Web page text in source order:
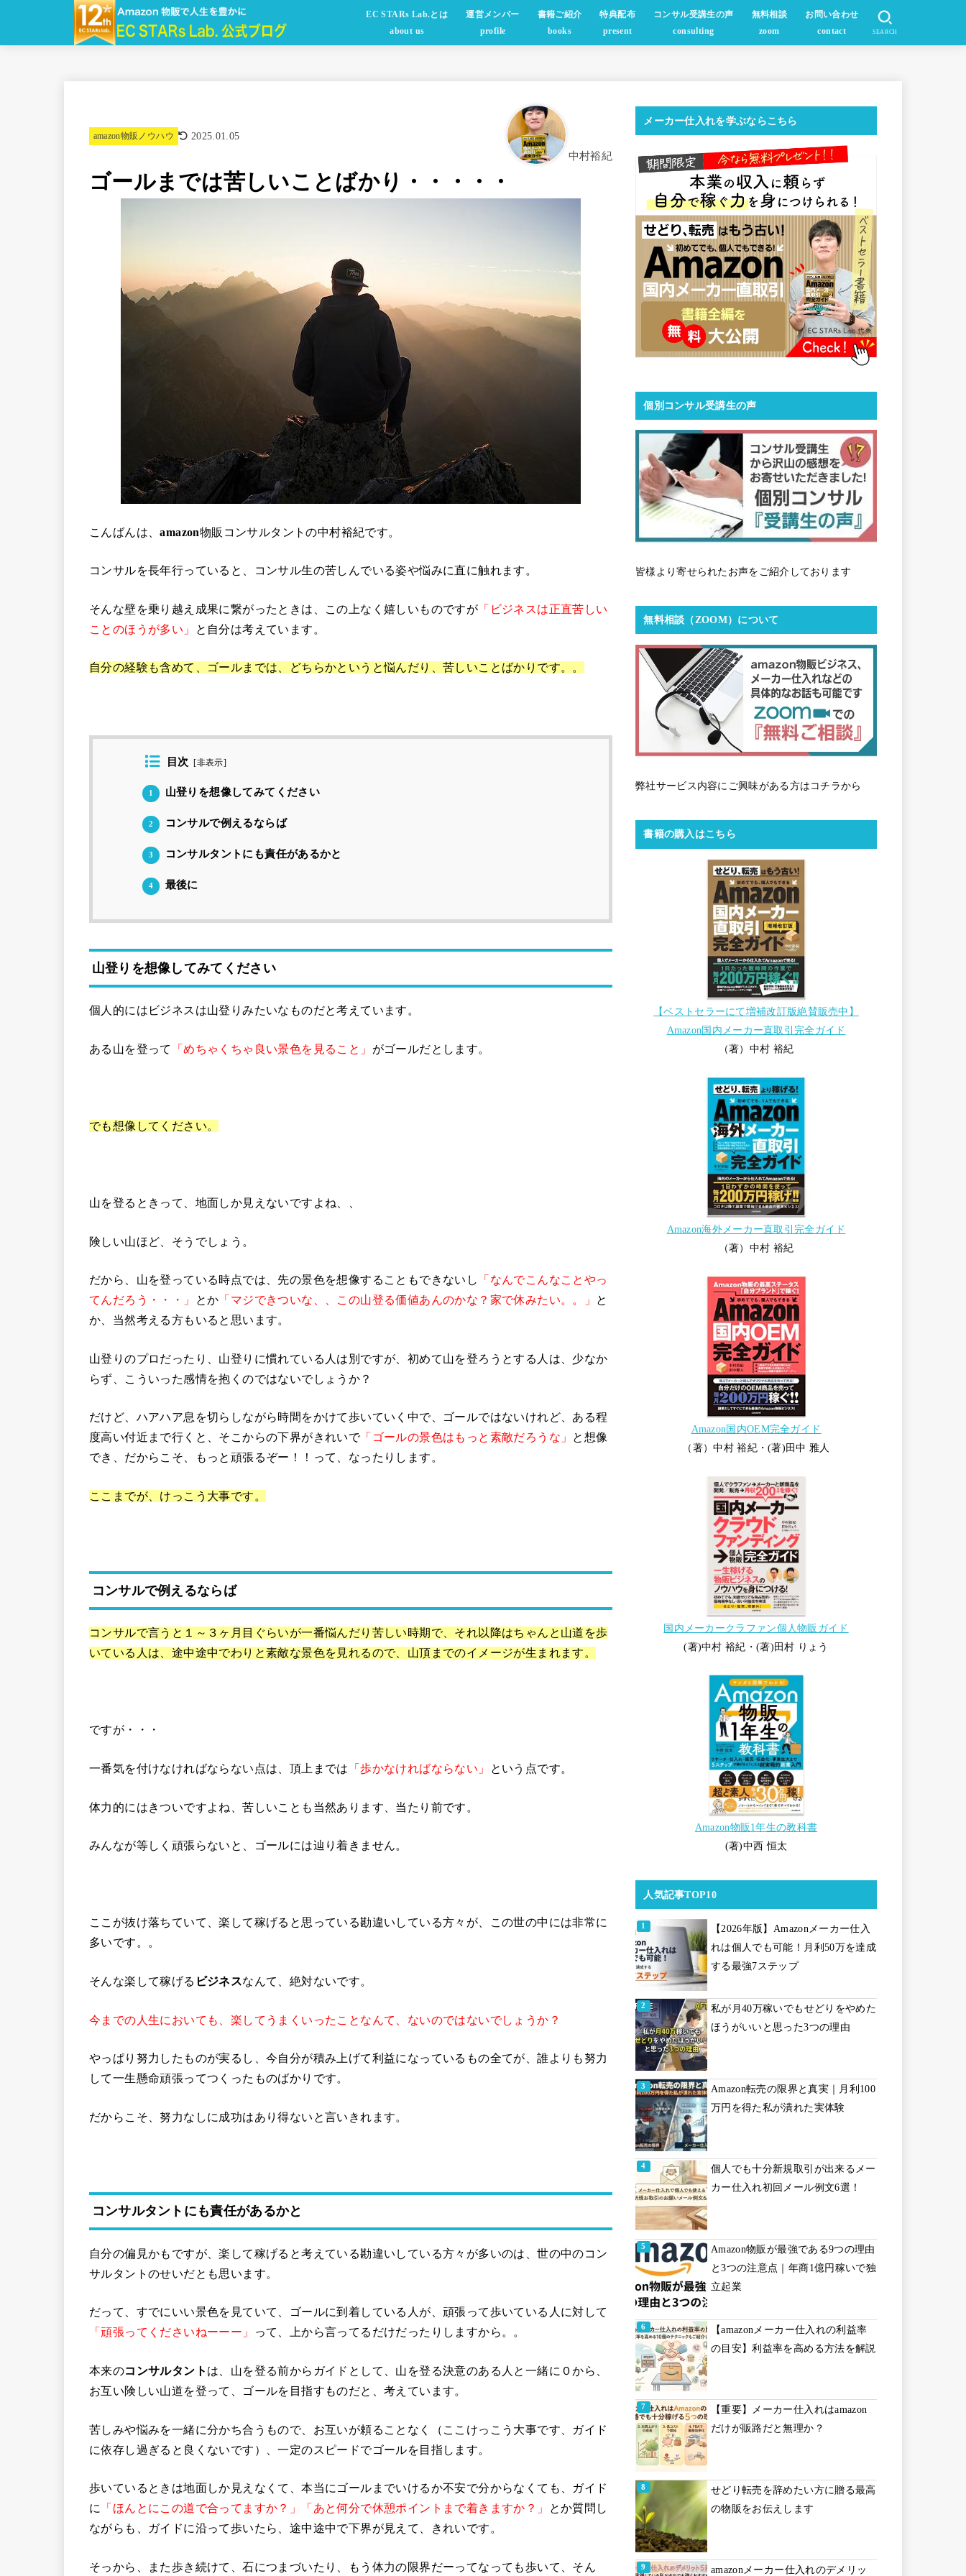
EC STARs Lab.とは
about us
運営メンバー
profile
書籍ご紹介
books
特典配布
present
コンサル受講生の声
consulting
無料相談
zoom
お問い合わせ
contact
SEARCH
amazon物販ノウハウ 2025.01.05
中村裕紀
ゴールまでは苦しいことばかり・・・・・
こんばんは、amazon物販コンサルタントの中村裕紀です。
コンサルを長年行っていると、コンサル生の苦しんでいる姿や悩みに直に触れます。
そんな壁を乗り越え成果に繋がったときは、この上なく嬉しいものですが 「ビジネスは正直苦しい
ことのほうが多い」
と自分は考えています。
自分の経験も含めて、ゴールまでは、どちらかというと悩んだり、苦しいことばかりです。。
目次 [非表示]
1 山登りを想像してみてください
2 コンサルで例えるならば
3 コンサルタントにも責任があるかと
4 最後に
山登りを想像してみてください
個人的にはビジネスは山登りみたいなものだと考えています。
ある山を登って 「めちゃくちゃ良い景色を見ること」 がゴールだとします。
でも想像してください。
山を登るときって、地面しか見えないですよね、、
険しい山ほど、そうでしょう。
だから、山を登っている時点では、先の景色を想像することもできないし
「なんでこんなことやっ
てんだろう・・・」
とか 「マジできついな、、この山登る価値あんのかな？家で休みたい。。」
と
か、当然考える方もいると思います。
山登りのプロだったり、山登りに慣れている人は別ですが、初めて山を登ろうとする人は、少なか
らず、こういった感情を抱くのではないでしょうか？
だけど、ハアハア息を切らしながら時間をかけて歩いていく中で、ゴールではないけれど、ある程
度高い付近まで行くと、そこからの下界がきれいで「ゴールの景色はもっと素敵だろうな」 と想像
でき、だからこそ、もっと頑張るぞー！！って、なったりします。
ここまでが、けっこう大事です。
コンサルで例えるならば
コンサルで言うと１～３ヶ月目ぐらいが一番悩んだり苦しい時期で、それ以降はちゃんと山道を歩
いている人は、途中途中でわりと素敵な景色を見れるので、山頂までのイメージが生まれます。
ですが・・・
一番気を付けなければならない点は、頂上までは 「歩かなければならない」 という点です。
体力的にはきついですよね、苦しいことも当然あります、当たり前です。
みんなが等しく頑張らないと、ゴールには辿り着きません。
ここが抜け落ちていて、楽して稼げると思っている勘違いしている方々が、この世の中には非常に
多いです。。
そんな楽して稼げる ビジネスなんて、絶対ないです。
今までの人生においても、楽してうまくいったことなんて、ないのではないでしょうか？
やっぱり努力したものが実るし、今自分が積み上げて利益になっているもの全てが、誰よりも努力
して一生懸命頑張ってつくったものばかりです。
だからこそ、努力なしに成功はあり得ないと言いきれます。
コンサルタントにも責任があるかと
自分の偏見かもですが、楽して稼げると考えている勘違いしている方々が多いのは、世の中のコン
サルタントのせいだとも思います。
だって、すでにいい景色を見ていて、ゴールに到着している人が、頑張って歩いている人に対して
「頑張ってくださいねーーー」
って、上から言ってるだけだったりしますから。。
本来のコンサルタント は、山を登る前からガイドとして、山を登る決意のある人と一緒に０から、
お互い険しい山道を登って、ゴールを目指すものだと、考えています。
苦しみや悩みを一緒に分かち合うもので、お互いが頼ることなく（ここけっこう大事です、ガイド
に依存し過ぎると良くないです）、一定のスピードでゴールを目指します。
歩いているときは地面しか見えなくて、本当にゴールまでいけるか不安で分からなくても、ガイド
に
「ほんとにこの道で合ってますか？」「あと何分で休憩ポイントまで着きますか？」
とか質問し
ながらも、ガイドに沿って歩いたら、途中途中で下界が見えて、きれいです。
そっから、また歩き続けて、石につまづいたり、もう体力の限界だーってなっても歩いて、そん
メーカー仕入れを学ぶならこちら
個別コンサル受講生の声
皆様より寄せられたお声をご紹介しております
無料相談（ZOOM）について
弊社サービス内容にご興味がある方はコチラから
書籍の購入はこちら
【ベストセラーにて増補改訂版絶賛販売中】
Amazon国内メーカー直取引完全ガイド
（著）中村 裕紀
Amazon海外メーカー直取引完全ガイド
（著）中村 裕紀
Amazon国内OEM完全ガイド
（著）中村 裕紀・(著)田中 雅人
国内メーカークラファン個人物販ガイド
(著)中村 裕紀・(著)田村 りょう
Amazon物販1年生の教科書
(著)中西 恒太
人気記事TOP10
【2026年版】Amazonメーカー仕入
れは個人でも可能！月利50万を達成
する最強7ステップ
私が月40万稼いでもせどりをやめた
ほうがいいと思った3つの理由
Amazon転売の限界と真実｜月利100
万円を得た私が潰れた実体験
個人でも十分新規取引が出来るメー
カー仕入れ初回メール例文6選！
Amazon物販が最強である9つの理由
と3つの注意点｜年商1億円稼いで独
立起業
【amazonメーカー仕入れの利益率
の目安】利益率を高める方法を解説
【重要】メーカー仕入れはamazon
だけが販路だと無理か？
せどり転売を辞めたい方に贈る最高
の物販をお伝えします
amazonメーカー仕入れのデメリッ